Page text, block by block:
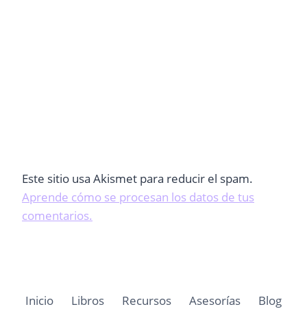
Este sitio usa Akismet para reducir el spam.
Aprende cómo se procesan los datos de tus
comentarios.
Inicio Libros Recursos Asesorías Blog